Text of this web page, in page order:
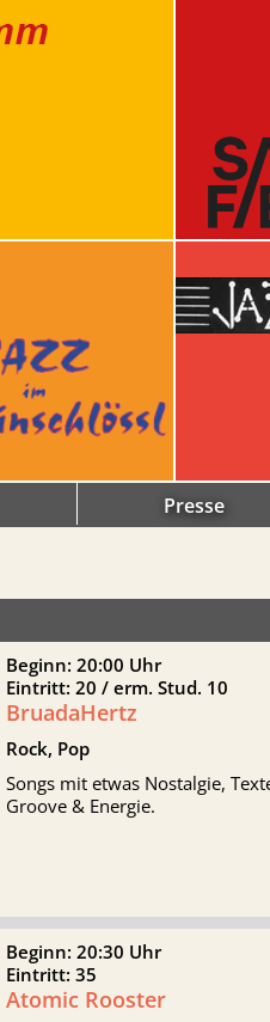
Presse
Beginn: 20:00 Uhr
Eintritt: 20 / erm. Stud. 10
BruadaHertz
Rock, Pop
Songs mit etwas Nostalgie,
Groove & Energie.
Beginn: 20:30 Uhr
Eintritt: 35
Atomic Rooster